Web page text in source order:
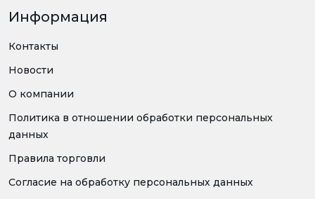
Информация
Контакты
Новости
О компании
Политика в отношении обработки персональных
данных
Правила торговли
Согласие на обработку персональных данных